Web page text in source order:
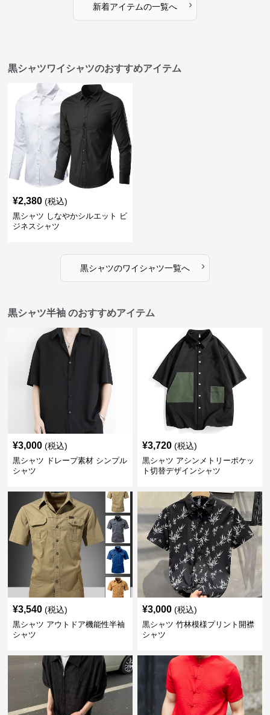
新着アイテムの一覧へ ›
黒シャツワイシャツのおすすめアイテム
¥2,380 (税込)
黒シャツ しなやかシルエット ビ
ジネスシャツ
黒シャツのワイシャツ一覧へ ›
黒シャツ半袖 のおすすめアイテム
¥3,000 (税込)
黒シャツ ドレープ素材 シンプル
シャツ
¥3,720 (税込)
黒シャツ アシンメトリーポケッ
ト切替デザインシャツ
¥3,540 (税込)
黒シャツ アウトドア機能性半袖
シャツ
¥3,000 (税込)
黒シャツ 竹林模様プリント開襟
シャツ